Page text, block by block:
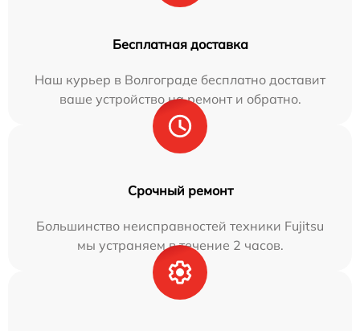
Бесплатная доставка
Наш курьер в Волгограде бесплатно доставит
ваше устройство на ремонт и обратно.
Срочный ремонт
Большинство неисправностей техники Fujitsu
мы устраняем в течение 2 часов.